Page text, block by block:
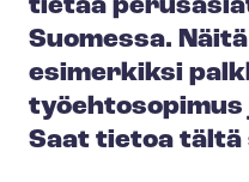
tietää
Suomessa.
esimerkiksi
Saat tietoa tältä